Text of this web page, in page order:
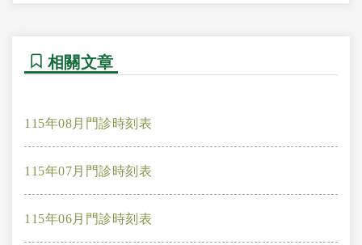
相關文章
115年08月門診時刻表
115年07月門診時刻表
115年06月門診時刻表